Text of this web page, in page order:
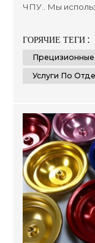
ЧПУ.. Мы
отвечающих
разных
производство
ГОРЯЧИЕ ТЕГИ :
Услуги По